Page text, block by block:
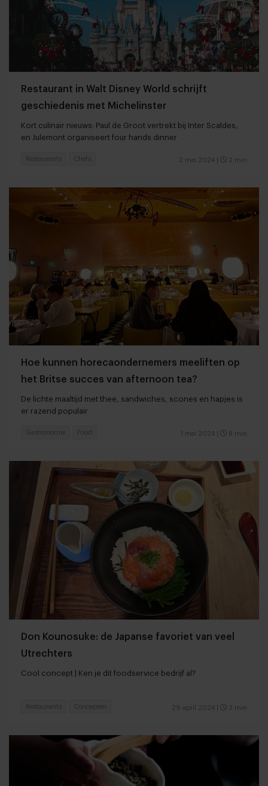
Restaurant in Walt Disney World schrijft
geschiedenis met Michelinster
Kort culinair nieuws: Paul de Groot vertrekt bij Inter Scaldes,
en Julemont organiseert four hands dinner
2 mei 2024 2 min
Restaurants Chefs
Hoe kunnen horecaondernemers meeliften op
het Britse succes van afternoon tea?
De lichte maaltijd met thee, sandwiches, scones en hapjes is
er razend populair
1 mei 2024 8 min
Gastronomie Food
Don Kounosuke: de Japanse favoriet van veel
Utrechters
Cool concept | Ken je dit foodservice bedrijf al?
29 april 2024 3 min
Restaurants Concepten